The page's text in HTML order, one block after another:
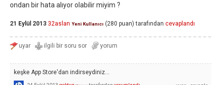
ondan bir hata alıyor olabilir miyim ?
21 Eylül 2013 32aslan Yeni Kullanıcı (280 puan) tarafından cevaplandı
keşke App Store'dan indirseydiniz...